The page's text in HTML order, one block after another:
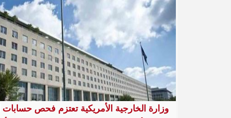
وزارة الخارجية الأمريكية تعتزم فحص
الوزير الاول الموريتاني يلتقي في مكتبه سفير